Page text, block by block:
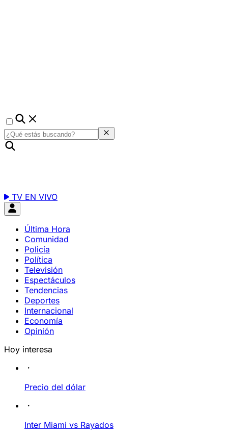
TV EN VIVO
Última Hora
Comunidad
Policía
Política
Televisión
Espectáculos
Tendencias
Deportes
Internacional
Economía
Opinión
Hoy interesa
Precio del dólar
Inter Miami vs Rayados